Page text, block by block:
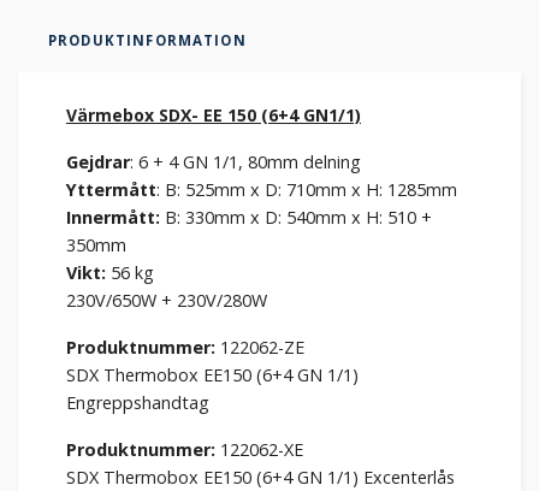
PRODUKTINFORMATION
Värmebox SDX- EE 150 (6+4 GN1/1)
Gejdrar: 6 + 4 GN 1/1, 80mm delning
Yttermått: B: 525mm x D: 710mm x H: 1285mm
Innermått: B: 330mm x D: 540mm x H: 510 +
350mm
Vikt: 56 kg
230V/650W + 230V/280W
Produktnummer: 122062-ZE
SDX Thermobox EE150 (6+4 GN 1/1)
Engreppshandtag
Produktnummer: 122062-XE
SDX Thermobox EE150 (6+4 GN 1/1) Excenterlås